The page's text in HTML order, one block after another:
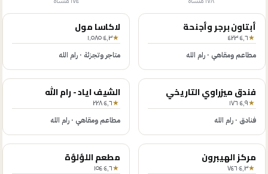
أبتاون برجر وأجنحة
★٤٫٦·٤٢٣
مطاعم ومقاهي ·رام الله
لاكاسا مول
★٤٫٣·١٬٥٨٥
متاجر وتجزئة · رام الله
فندق ميزراوي التاريخي
★٤٫٩·١٧٦
فنادق ·رام الله
الشيف اياد - رام الله
★٤٫٦·٢٢٨
مطاعم ومقاهي · رام الله
مركز الهيبرون
★٤٫٣·٧٤٦
مطعم اللؤلؤة
★٤٫٦·١٥٤